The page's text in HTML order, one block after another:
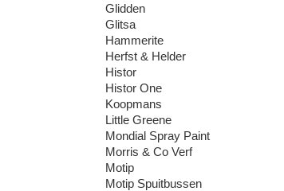
Glidden
Glitsa
Hammerite
Herfst & Helder
Histor
Histor One
Koopmans
Little Greene
Mondial Spray Paint
Morris & Co Verf
Motip
Motip Spuitbussen